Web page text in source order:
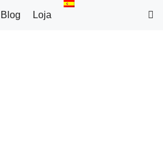
Blog Loja